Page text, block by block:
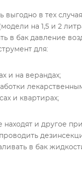
выгодно в тех
на 1,5 и 2
в бак давление
для:
и на верандах;
и квартирах;
находят и другое
в бак